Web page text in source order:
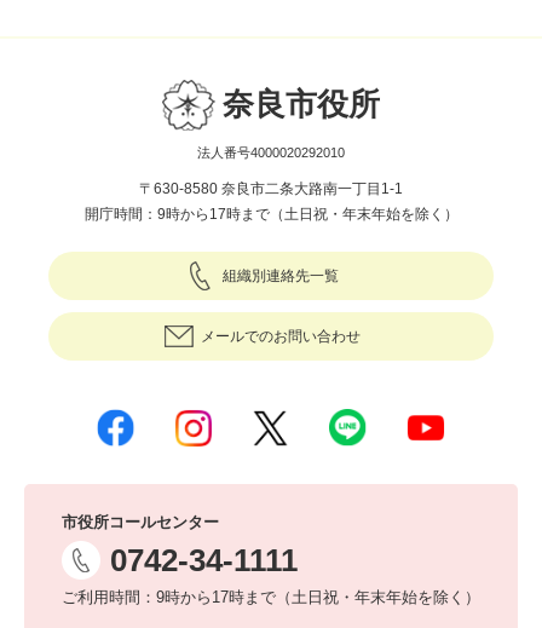
奈良市役所
法人番号4000020292010
〒630-8580 奈良市二条大路南一丁目1-1
開庁時間：9時から17時まで（土日祝・年末年始を除く）
組織別連絡先一覧
メールでのお問い合わせ
市役所コールセンター
0742-34-1111
ご利用時間：9時から17時まで（土日祝・年末年始を除く）